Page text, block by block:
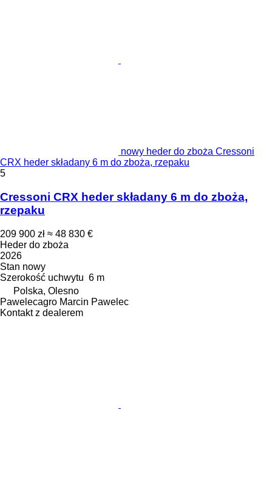
nowy heder do zboża Cressoni
CRX heder składany 6 m do zboża, rzepaku
5
Cressoni CRX heder składany 6 m do zboża,
rzepaku
209 900 zł ≈ 48 830 €
Heder do zboża
2026
Stan nowy
Szerokość uchwytu 6 m
Polska, Olesno
Pawelecagro Marcin Pawelec
Kontakt z dealerem